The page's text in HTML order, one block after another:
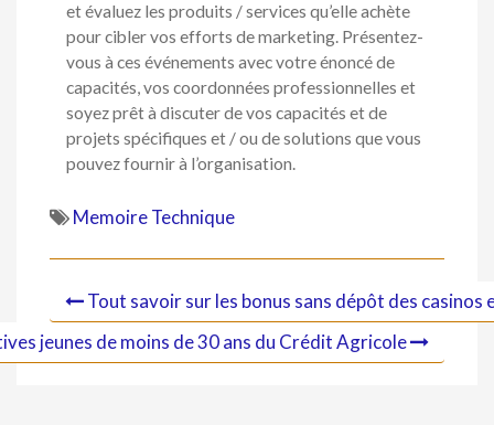
et évaluez les produits / services qu’elle achète
pour cibler vos efforts de marketing. Présentez-
vous à ces événements avec votre énoncé de
capacités, vos coordonnées professionnelles et
soyez prêt à discuter de vos capacités et de
projets spécifiques et / ou de solutions que vous
pouvez fournir à l’organisation.
Memoire Technique
Tout savoir sur les bonus sans dépôt des casinos
jeunes de moins de 30 ans du Crédit Agricole